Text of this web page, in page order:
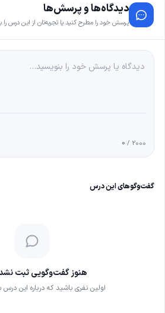
دیدگاه‌ها و پرسش‌ها
پرسش خود را مطرح کنید یا تجربه‌تان از این درس را
0 / 2000
گفت‌وگوهای این درس
هنوز گفت‌وگویی ثبت
اولین نفری باشید که درباره این